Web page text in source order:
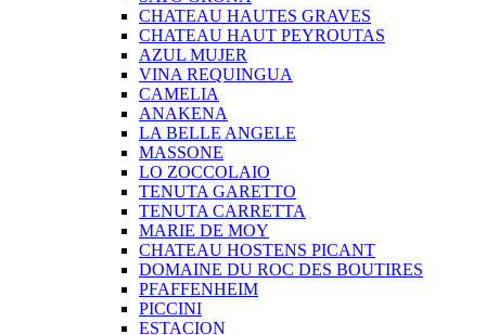
CHATEAU HAUTES GRAVES
CHATEAU HAUT PEYROUTAS
AZUL MUJER
VINA REQUINGUA
CAMELIA
ANAKENA
LA BELLE ANGELE
MASSONE
LO ZOCCOLAIO
TENUTA GARETTO
TENUTA CARRETTA
MARIE DE MOY
CHATEAU HOSTENS PICANT
DOMAINE DU ROC DES BOUTIRES
PFAFFENHEIM
PICCINI
ESTACION